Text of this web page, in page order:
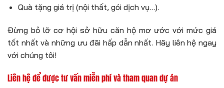
Quà tặng giá trị (nội thất, gói dịch vụ…).
Đừng bỏ lỡ cơ hội sở hữu căn hộ mơ ước với mức giá
tốt nhất và những ưu đãi hấp dẫn nhất. Hãy liên hệ ngay
với chúng tôi!
Liên hệ để được tư vấn miễn phí và tham quan dự án